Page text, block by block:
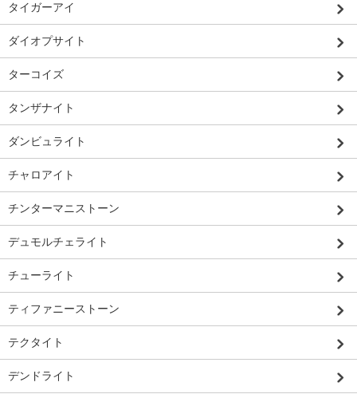
タイガーアイ
ダイオプサイト
ターコイズ
タンザナイト
ダンビュライト
チャロアイト
チンターマニストーン
デュモルチェライト
チューライト
ティファニーストーン
テクタイト
デンドライト